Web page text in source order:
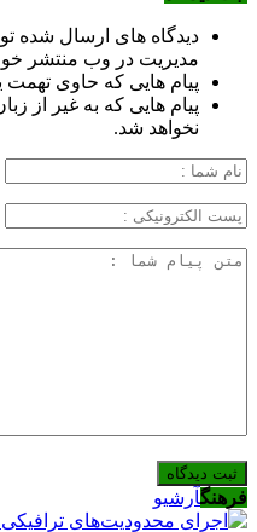
دیدگاه های ارسال شده
مدیریت در وب منتشر
پیام هایی که حاوی تهمت
پیام هایی که به غیر از
نخواهد شد.
فرهنگآرشیو